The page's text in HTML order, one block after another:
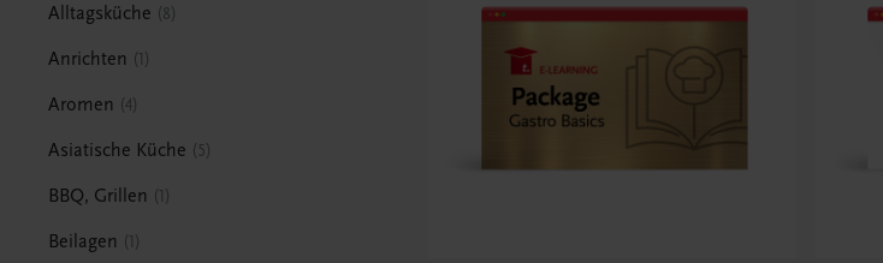
Alltagsküche 8
Anrichten 1
Aromen 4
Asiatische Küche 5
BBQ, Grillen 1
Beilagen 1